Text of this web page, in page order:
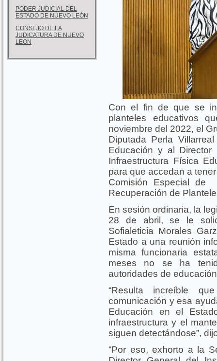
PODER JUDICIAL DEL
ESTADO DE NUEVO LEÓN
CONSEJO DE LA
JUDICATURA DE NUEVO
LEON
Con el fin de que se
planteles educativos
noviembre del 2022, el
Diputada Perla
Educación y al Director
Infraestructura Física
para que accedan a
Comisión Especial de
Recuperación de
En sesión ordinaria, la
28 de abril, se le
Sofialeticia Morales
Estado a una reunión
misma funcionaria
meses no se ha
autoridades de
“Resulta increíble
comunicación y esa
Educación en el
infraestructura y el
siguen detectándose”,
“Por eso, exhorto a la